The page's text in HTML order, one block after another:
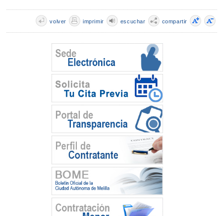
compartir
escuchar
imprimir
volver